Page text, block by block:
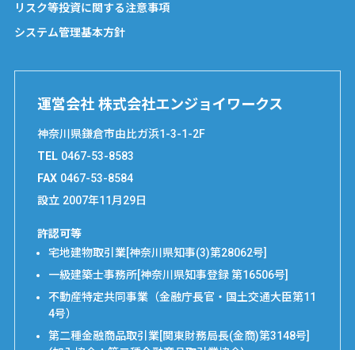
リスク等投資に関する注意事項
システム管理基本方針
運営会社 株式会社エンジョイワークス
神奈川県鎌倉市由比ガ浜1-3-1-2F
TEL 0467-53-8583
FAX 0467-53-8584
設立 2007年11月29日
許認可等
宅地建物取引業[神奈川県知事(3)第28062号]
一級建築士事務所[神奈川県知事登録 第16506号]
不動産特定共同事業（金融庁長官・国土交通大臣第11
4号）
第二種金融商品取引業[関東財務局長(金商)第3148号]